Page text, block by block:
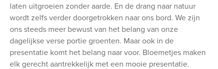
laten uitgroeien zonder aarde. En de drang naar natuur
wordt zelfs verder doorgetrokken naar ons bord. We zijn
ons steeds meer bewust van het belang van onze
dagelijkse verse portie groenten. Maar ook in de
presentatie komt het belang naar voor. Bloemetjes maken
elk gerecht aantrekkelijk met een mooie presentatie.